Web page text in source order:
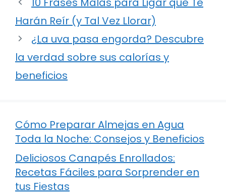
Harán Reír (y Tal Vez Llorar)
¿La uva pasa engorda? Descubre
la verdad sobre sus calorías y
beneficios
Cómo Preparar Almejas en Agua
Toda la Noche: Consejos y Beneficios
Deliciosos Canapés Enrollados:
Recetas Fáciles para Sorprender en
tus Fiestas